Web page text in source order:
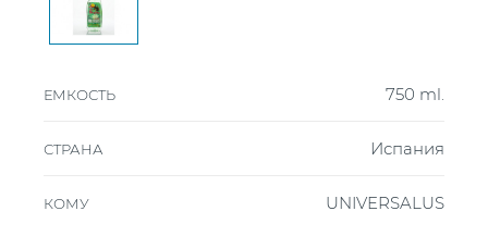
ЕМКОСТЬ 750 ml.
СТРАНА Испания
КОМУ UNIVERSALUS